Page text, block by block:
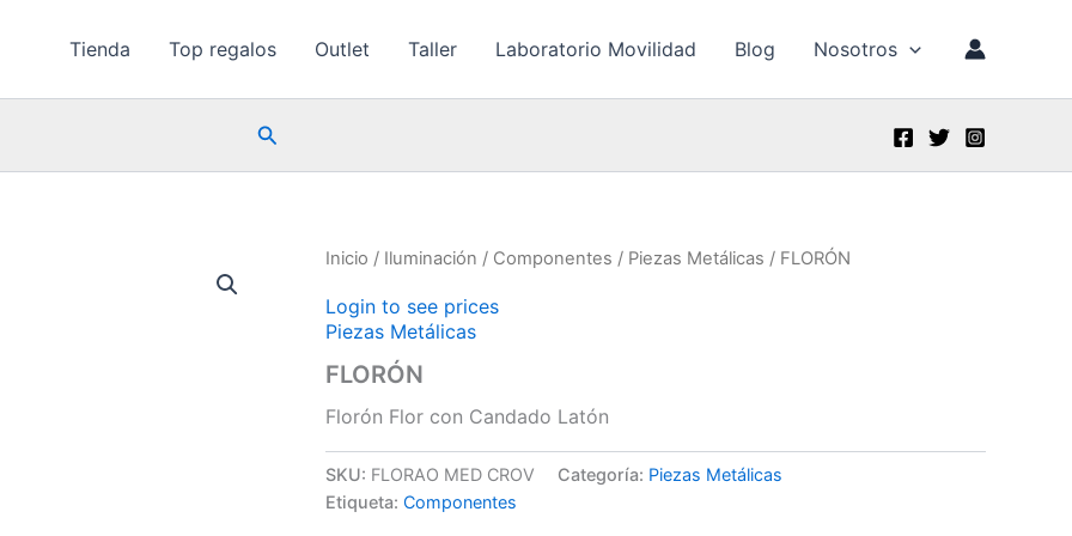
Tienda Top regalos Outlet Taller Laboratorio Movilidad Blog Nosotros
Buscar
Inicio / Iluminación / Componentes / Piezas Metálicas / FLORÓN
Login to see prices
Piezas Metálicas
FLORÓN
Florón Flor con Candado Latón
SKU: FLORAO MED CROV Categoría: Piezas Metálicas
Etiqueta: Componentes